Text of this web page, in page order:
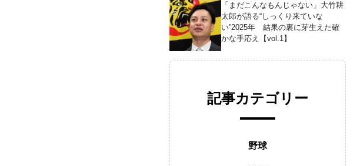
「まだこんなもんじゃない」大竹耕
太郎が語る“しっくり来ていな
い”2025年 結果の裏に芽生えた確
かな手応え【vol.1】
記事カテゴリー
野球